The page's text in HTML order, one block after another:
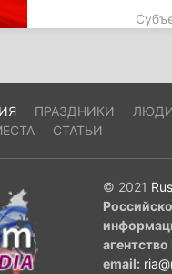
ПРАЗДНИКИ
СТАТЬИ
© 2021
email: